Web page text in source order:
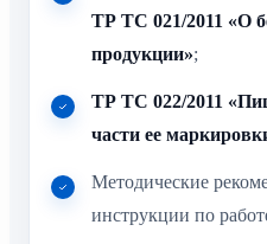
ТР ТС 021/2011 «О
продукции»;
ТР ТС 022/2011
части ее
Методические
инструкции по